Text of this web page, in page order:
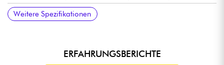
Integrierte Drum-Machine + Metronom + Stimmgerät
Looper: 40 Sek. Mono-Loops, 20 Sek. Stereo-Loops,
automatische Tempoerkennung.
Signalverarbeitung: 48 kHz, 32 Bit
Latenz: ultra-niedrig 1,2 ms
Aux In Miniklinkeneingang für Audioquelle / Backingtracks
Kopfhörerausgang Miniklinke TRRS für Headset-Management
für Live-Streaming (Mobilgerät).
USB C-Anschluss: Bearbeitung über QuickTone™, Aufnahme,
Re-Amp, Stream und Firmware-Update.
USB-Audiorouting Loopback für die Durchführung von
Livestreams.
USB-Kabel im Lieferumfang enthalten
Stromversorgung: 9V DC-Adapter (im Lieferumfang enthalten)
oder mit 6 AA-Batterien (nicht im Lieferumfang enthalten)
Weitere Spezifikationen
ERFAHRUNGSBERICHTE